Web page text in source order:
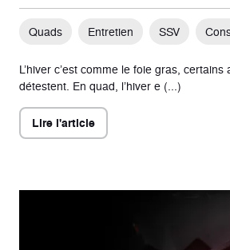
Quads Entretien SSV
L’hiver c’est comme le foie gras,
détestent. En quad, l’hiver e (...)
Lire l'article